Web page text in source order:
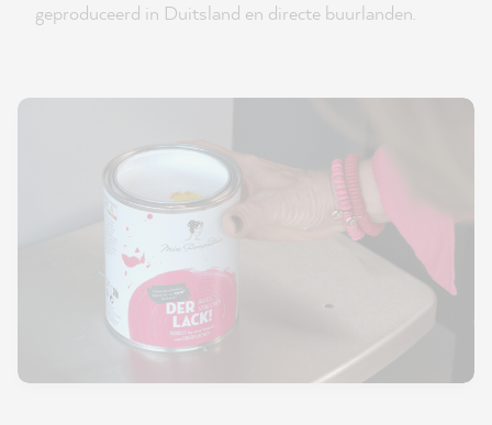
geproduceerd in Duitsland en directe buurlanden.